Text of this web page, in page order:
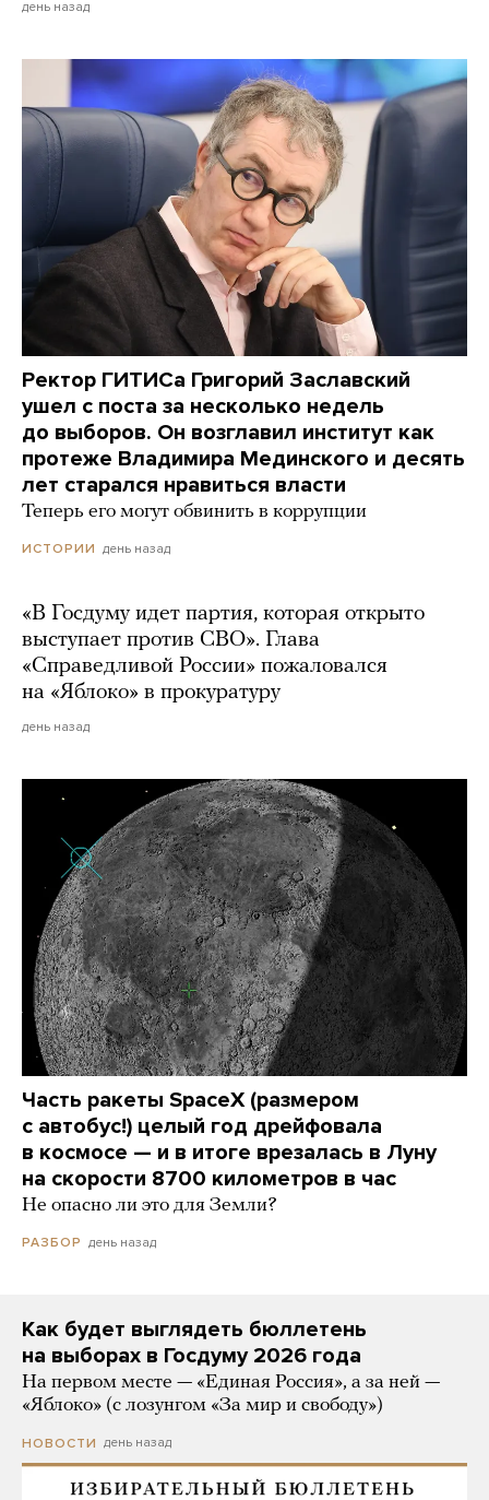
день назад
Ректор ГИТИСа Григорий Заславский
ушел с поста за несколько недель
до выборов. Он возглавил институт как
протеже Владимира Мединского и десять
лет старался нравиться власти
Теперь его могут обвинить в коррупции
ИСТОРИИ день назад
«В Госдуму идет партия, которая открыто
выступает против СВО». Глава
«Справедливой России» пожаловался
на «Яблоко» в прокуратуру
день назад
Часть ракеты SpaceX (размером
с автобус!) целый год дрейфовала
в космосе — и в итоге врезалась в Луну
на скорости 8700 километров в час
Не опасно ли это для Земли?
РАЗБОР день назад
Как будет выглядеть бюллетень
на выборах в Госдуму 2026 года
На первом месте — «Единая Россия», а за ней —
«Яблоко» (с лозунгом «За мир и свободу»)
НОВОСТИ день назад